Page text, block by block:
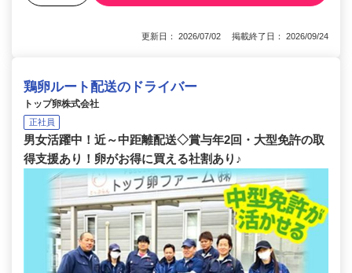
更新日： 2026/07/02 掲載終了日： 2026/09/24
鶏卵ルート配送のドライバー
トップ卵株式会社
正社員
男女活躍中！近～中距離配送◇賞与年2回・大型免許の取
得支援あり！卵がお得に買える社割あり♪